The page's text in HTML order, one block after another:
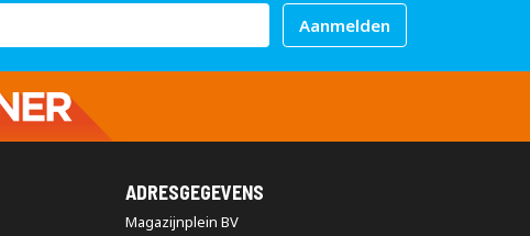
Aanmelden
ADRESGEGEVENS
Magazijnplein BV